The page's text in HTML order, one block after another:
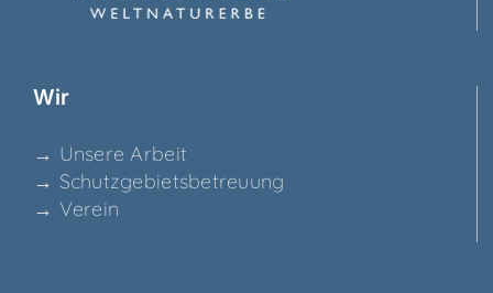
Wir
→ Unse­re Arbeit
→ Schutz­ge­biets­be­treu­ung
→ Ver­ein